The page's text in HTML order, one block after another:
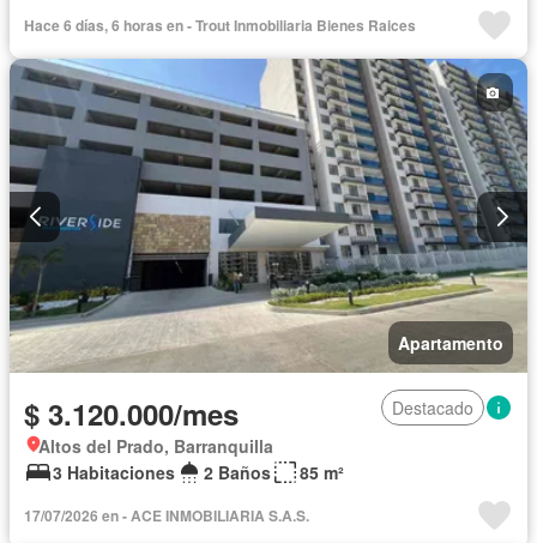
Hace 6 días, 6 horas en - Trout Inmobiliaria Bienes Raices
Apartamento
$ 3.120.000/mes
Destacado
Altos del Prado, Barranquilla
3 Habitaciones
2 Baños 85 m²
17/07/2026 en - ACE INMOBILIARIA S.A.S.